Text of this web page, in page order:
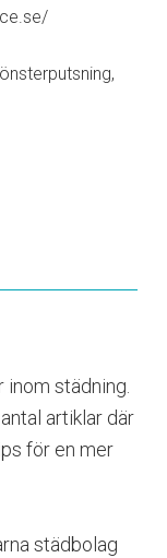
städning.
artiklar där
för en mer
städbolag